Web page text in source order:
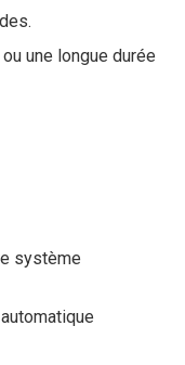
une longue durée
système